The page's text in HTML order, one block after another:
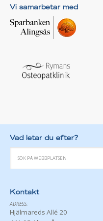
Vi samarbetar med
Vad letar du efter?
Kontakt
ADRESS:
Hjälmareds Allé 20